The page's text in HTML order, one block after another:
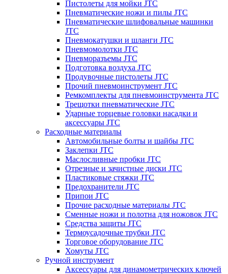
Пистолеты для мойки JTC
Пневматические ножи и пилы JTC
Пневматические шлифовальные машинки
JTC
Пневмокатушки и шланги JTC
Пневмомолотки JTC
Пневморазъемы JTC
Подготовка воздуха JTC
Продувочные пистолеты JTC
Прочий пневмоинструмент JTC
Ремкомплекты для пневмоинструмента JTC
Трещотки пневматические JTC
Ударные торцевые головки насадки и
аксессуары JTC
Расходные материалы
Автомобильные болты и шайбы JTC
Заклепки JTC
Маслосливные пробки JTC
Отрезные и зачистные диски JTC
Пластиковые стяжки JTC
Предохранители JTC
Припои JTC
Прочие расходные материалы JTC
Сменные ножи и полотна для ножовок JTC
Средства защиты JTC
Термоусадочные трубки JTC
Торговое оборудование JTC
Хомуты JTC
Ручной инструмент
Аксессуары для динамометрических ключей